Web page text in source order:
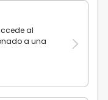
al
a una